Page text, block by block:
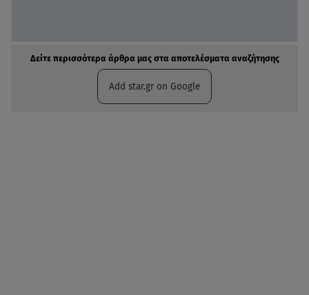
Δείτε περισσότερα άρθρα μας στα αποτελέσματα αναζήτησης
Add star.gr on Google